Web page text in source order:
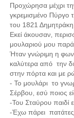
Προχώρησα μέχρι
γκρεμισμένο Πύργο
του 1821 Δημητράκη
Εκεί άκουσαν,
μουλαριού μου
Ήταν γνώριμη η
καλύτερα από την
στην πόρτα και με
- Το μουλάρι το
Σέρβου, εσύ ποιος
-Του Σταύρου παιδί
-Έχω πάρει